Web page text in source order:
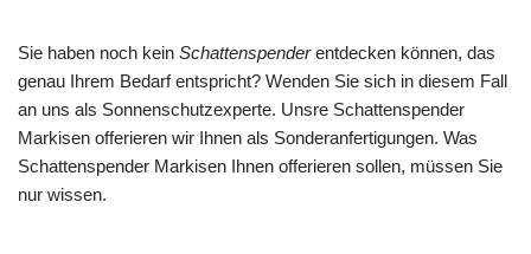
Sie haben noch kein Schattenspenderentdecken können, das
genau Ihrem Bedarf entspricht? Wenden Sie sich in diesem Fall
an uns als Sonnenschutzexperte. Unsre Schattenspender
Markisen offerieren wir Ihnen als Sonderanfertigungen. Was
Schattenspender Markisen Ihnen offerieren sollen, müssen Sie
nur wissen.